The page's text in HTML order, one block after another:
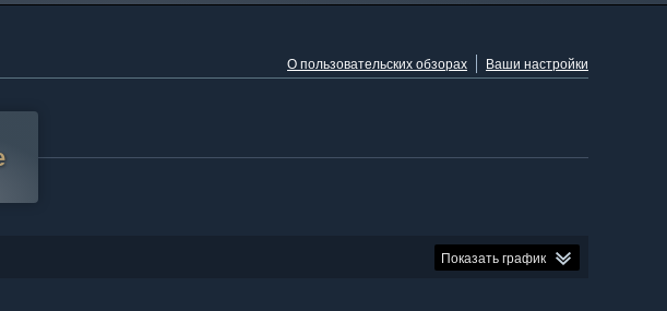
О пользовательских обзорах Ваши настройки
Показать график